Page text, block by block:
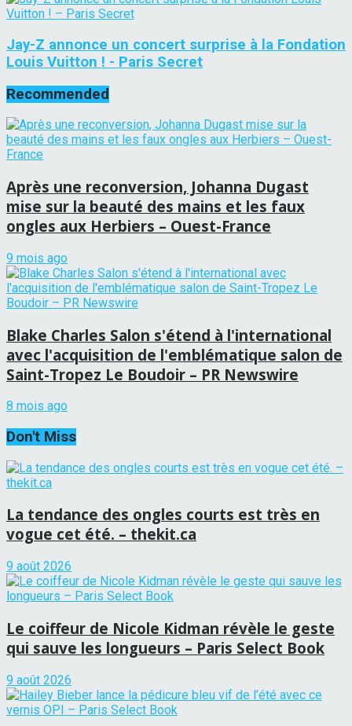
Jay-Z annonce un concert surprise à la Fondation
Louis Vuitton ! - Paris Secret
Recommended
Après une reconversion, Johanna Dugast
mise sur la beauté des mains et les faux
ongles aux Herbiers – Ouest-France
9 mois ago
Blake Charles Salon s'étend à l'international
avec l'acquisition de l'emblématique salon de
Saint-Tropez Le Boudoir – PR Newswire
8 mois ago
Don't Miss
La tendance des ongles courts est très en
vogue cet été. – thekit.ca
9 août 2026
Le coiffeur de Nicole Kidman révèle le geste
qui sauve les longueurs – Paris Select Book
9 août 2026